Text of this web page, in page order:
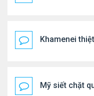
Khamenei
Mỹ siết chặt